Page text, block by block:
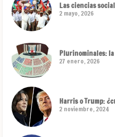
Las ciencias
2 mayo, 2026
Plurinominales:
27 enero, 2026
Harris o Trump:
2 noviembre, 2024